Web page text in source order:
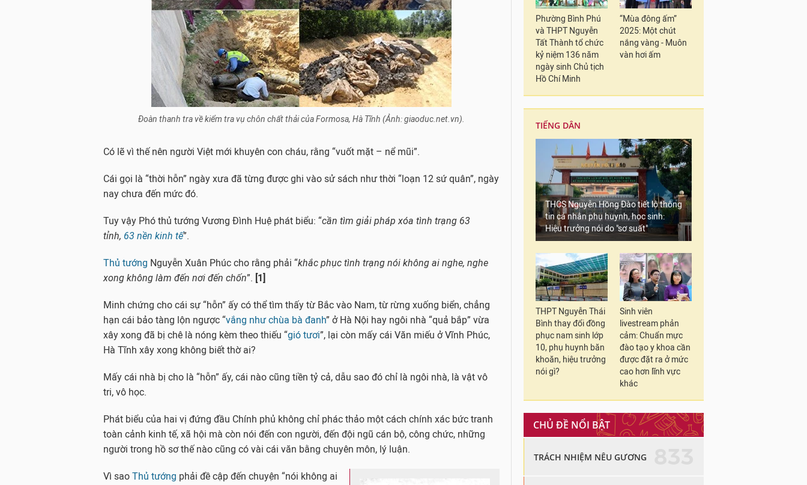
Đoàn thanh tra về kiểm tra vụ chôn chất thải của Formosa, Hà Tĩnh (Ảnh: giaoduc.net.vn).
Có lẽ vì thế nên người Việt mới khuyên con cháu, rằng “vuốt mặt – nể mũi”.
Cái gọi là “thời hỗn” ngày xưa đã từng được ghi vào sử sách như thời “loạn 12 sứ quân”, ngày
nay chưa đến mức đó.
Tuy vậy Phó thủ tướng Vương Đình Huệ phát biểu: “cần tìm giải pháp xóa tình trạng 63
tỉnh, 63 nền kinh tế”.
Thủ tướng Nguyễn Xuân Phúc cho rằng phải “khắc phục tình trạng nói không ai nghe, nghe
xong không làm đến nơi đến chốn”. [1]
Minh chứng cho cái sự “hỗn” ấy có thể tìm thấy từ Bắc vào Nam, từ rừng xuống biển, chẳng
hạn cái bảo tàng lộn ngược “vắng như chùa bà đanh” ở Hà Nội hay ngôi nhà “quả bắp” vừa
xây xong đã bị chê là nóng kèm theo thiếu “gió tươi”, lại còn mấy cái Văn miếu ở Vĩnh Phúc,
Hà Tĩnh xây xong không biết thờ ai?
Mấy cái nhà bị cho là “hỗn” ấy, cái nào cũng tiền tỷ cả, dẫu sao đó chỉ là ngôi nhà, là vật vô
tri, vô học.
Phát biểu của hai vị đứng đầu Chính phủ không chỉ phác thảo một cách chính xác bức tranh
toàn cảnh kinh tế, xã hội mà còn nói đến con người, đến đội ngũ cán bộ, công chức, những
người trong hồ sơ thế nào cũng có vài cái văn bằng chuyên môn, lý luận.
Vì sao Thủ tướng phải đề cập đến chuyện “nói không ai
Phường Bình Phú
và THPT Nguyễn
Tất Thành tổ chức
kỷ niệm 136 năm
ngày sinh Chủ tịch
Hồ Chí Minh
“Mùa đông ấm”
2025: Một chút
nắng vàng - Muôn
vàn hơi ấm
TIẾNG DÂN
THCS Nguyễn Hồng Đào tiết lộ thông
tin cá nhân phụ huynh, học sinh:
Hiệu trưởng nói do "sơ suất"
THPT Nguyễn Thái
Bình thay đổi đồng
phục nam sinh lớp
10, phụ huynh băn
khoăn, hiệu trưởng
nói gì?
Sinh viên
livestream phản
cảm: Chuẩn mực
đào tạo y khoa cần
được đặt ra ở mức
cao hơn lĩnh vực
khác
CHỦ ĐỀ NỔI BẬT
TRÁCH NHIỆM NÊU GƯƠNG